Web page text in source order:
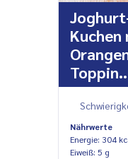
Nährwerte
Energie: 304
Eiweiß: 5 g